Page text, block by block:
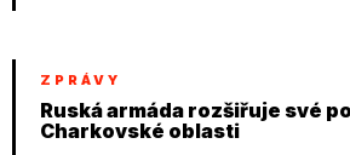
ZPRÁVY
Ruská armáda rozšiřuje své
Charkovské oblasti